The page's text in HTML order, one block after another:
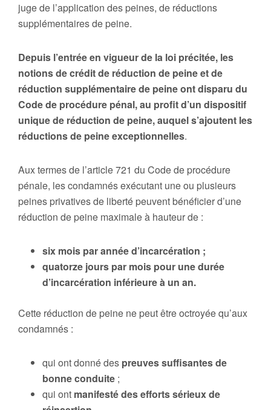
juge de l’application des peines, de réductions
supplémentaires de peine.
Depuis l’entrée en vigueur de la loi précitée, les
notions de crédit de réduction de peine et de
réduction supplémentaire de peine ont disparu du
Code de procédure pénal, au profit d’un dispositif
unique de réduction de peine, auquel s’ajoutent les
réductions de peine exceptionnelles.
Aux termes de l’article 721 du Code de procédure
pénale, les condamnés exécutant une ou plusieurs
peines privatives de liberté peuvent bénéficier d’une
réduction de peine maximale à hauteur de :
six mois par année d’incarcération ;
quatorze jours par mois pour une durée
d’incarcération inférieure à un an.
Cette réduction de peine ne peut être octroyée qu’aux
condamnés :
qui ont donné des preuves suffisantes de
bonne conduite ;
qui ont manifesté des efforts sérieux de